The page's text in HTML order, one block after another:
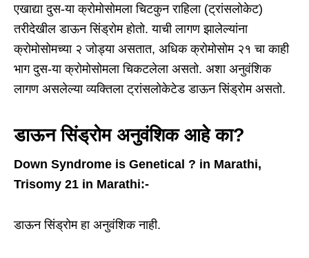
एखाद्या दुस-या क्रोमोसोमला चिटकुन राहिला (ट्रांसलोकेट)
तरीदेखील डाऊन सिंड्रोम होतो. याची लागण झालेल्यांना
क्रोमोसोमच्या २ जोड्या असतात, अधिक क्रोमोसोम २१ चा काही
भाग दुस-या क्रोमोसोमला चिकटलेला असतो. अशा अनुवंशिक
लागण असलेल्या व्यक्तिला ट्रांसलोकेटेड डाऊन सिंड्रोम असतो.
डाऊन सिंड्रोम अनुवंशिक आहे का?
Down Syndrome is Genetical ? in Marathi,
Trisomy 21 in Marathi:-
डाऊन सिंड्रोम हा अनुवंशिक नाही.